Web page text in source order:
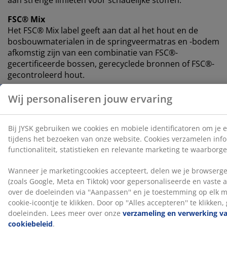
FSC® Mix
Het FSC® Mix label geeft aan dat al het hout en de
bosbouwmaterialen in de springveermatras en -bodem
afkomstig zijn van een combinatie van FSC®-
gecertificeerde bossen, gerecyclede bronnen of FSC®-
gecontroleerd hout.
DREAMZONE®
DREAMZONE® streeft ernaar je slaap te verbeteren
met individuele oplossingen in matrassen en bedden.
Kwaliteit en functionaliteit zijn essentieel en dat is al zo
sinds de oprichting in Denemarken in 2003.
DREAMZONE® is exclusief verkrijgbaar bij JYSK.
100 dagen proefperiode en 25 jaar garantie
Je krijgt 100 dagen de tijd om je nieuwe JYSK GOLD
continentaal bed thuis uit te proberen. Ben je niet
helemaal tevreden, dan kun je het omruilen voor een
ander model. Alle GOLD boxsprings worden bovendien
geleverd met een verlengde garantie van 25 jaar.